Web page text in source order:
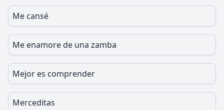
Me cansé
Me enamore de una zamba
Mejor es comprender
Merceditas